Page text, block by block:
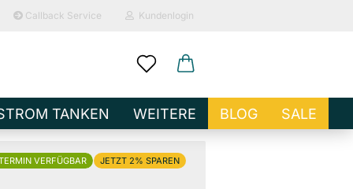
Callback Service Kundenlogin
TANKEN BLOG SALE
WEITERE
VERFÜGBAR 2%